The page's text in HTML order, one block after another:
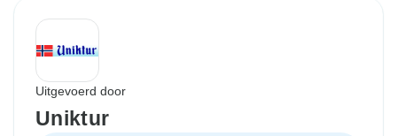
Uitgevoerd door
Uniktur